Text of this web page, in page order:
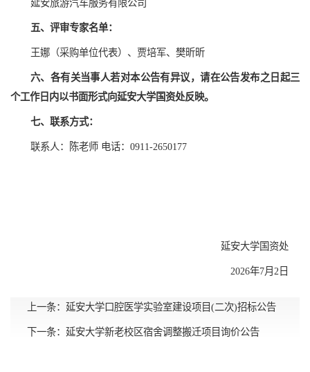
延安旅游汽车服务有限公司
五、评审专家名单：
王娜（采购单位代表）、贾培军、樊昕昕
六、 各有关当事人若对本公告有异议，请在公告发布之日起三
个工作日内以书面形式向延安大学国资处反映。
七、联系方式：
联系人：陈老师 电话：0911-2650177
延安大学国资处
2026年7月2日
上一条： 延安大学口腔医学实验室建设项目(二次)招标公告
下一条： 延安大学新老校区宿舍调整搬迁项目询价公告